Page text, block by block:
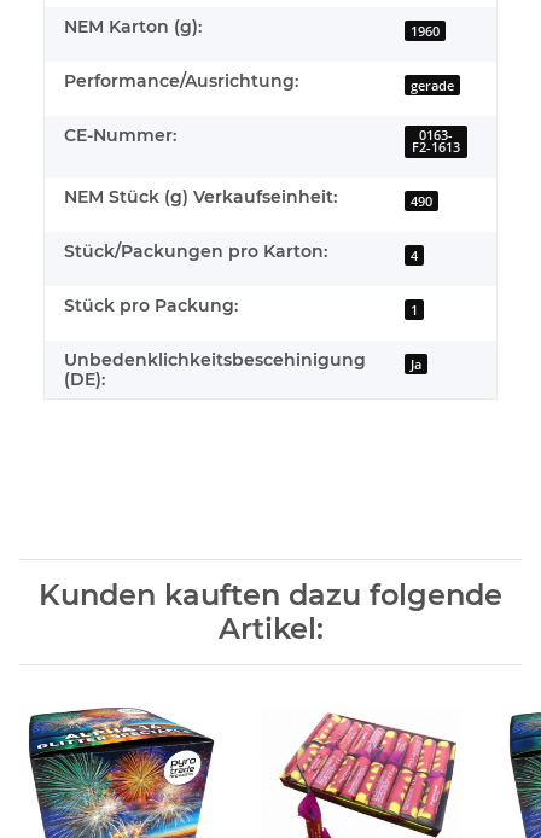
NEM Karton (g): 1960
Performance/Ausrichtung: gerade
CE-Nummer: 0163-
F2-1613
NEM Stück (g) Verkaufseinheit: 490
Stück/Packungen pro Karton: 4
Stück pro Packung: 1
Unbedenklichkeitsbescehinigung
(DE):
Ja
Kunden kauften dazu folgende
Artikel: